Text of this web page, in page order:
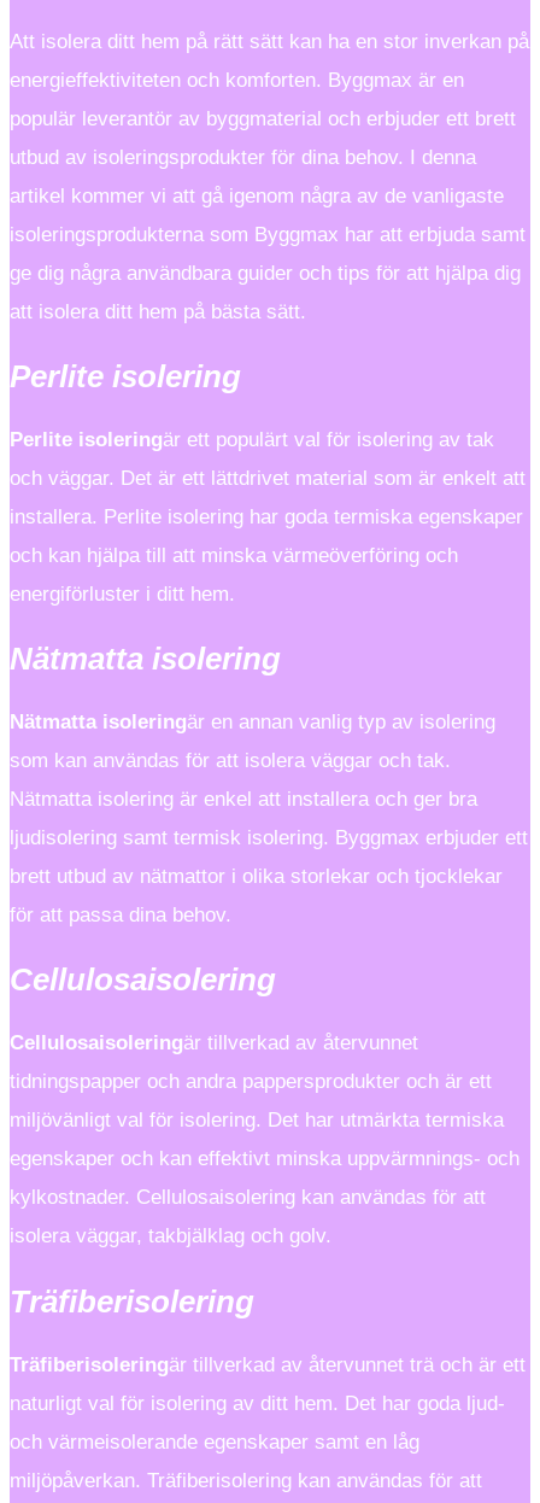
Att isolera ditt hem på rätt sätt kan ha en stor inverkan på
energieffektiviteten och komforten. Byggmax är en
populär leverantör av byggmaterial och erbjuder ett brett
utbud av isoleringsprodukter för dina behov. I denna
artikel kommer vi att gå igenom några av de vanligaste
isoleringsprodukterna som Byggmax har att erbjuda samt
ge dig några användbara guider och tips för att hjälpa dig
att isolera ditt hem på bästa sätt.
Perlite isolering
Perlite isoleringär ett populärt val för isolering av tak
och väggar. Det är ett lättdrivet material som är enkelt att
installera. Perlite isolering har goda termiska egenskaper
och kan hjälpa till att minska värmeöverföring och
energiförluster i ditt hem.
Nätmatta isolering
Nätmatta isoleringär en annan vanlig typ av isolering
som kan användas för att isolera väggar och tak.
Nätmatta isolering är enkel att installera och ger bra
ljudisolering samt termisk isolering. Byggmax erbjuder ett
brett utbud av nätmattor i olika storlekar och tjocklekar
för att passa dina behov.
Cellulosaisolering
Cellulosaisoleringär tillverkad av återvunnet
tidningspapper och andra pappersprodukter och är ett
miljövänligt val för isolering. Det har utmärkta termiska
egenskaper och kan effektivt minska uppvärmnings- och
kylkostnader. Cellulosaisolering kan användas för att
isolera väggar, takbjälklag och golv.
Träfiberisolering
Träfiberisoleringär tillverkad av återvunnet trä och är ett
naturligt val för isolering av ditt hem. Det har goda ljud-
och värmeisolerande egenskaper samt en låg
miljöpåverkan. Träfiberisolering kan användas för att